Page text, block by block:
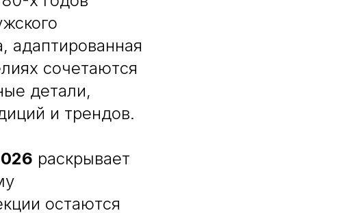
адаптированная
сочетаются
детали,
и трендов.
раскрывает
остаются